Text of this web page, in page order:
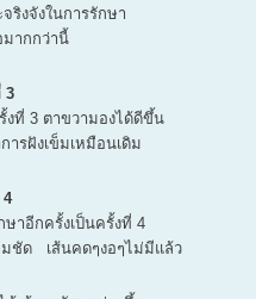
ริงจังในการรักษา
มากกว่านี้
3
ที่ 3 ตาขวามองได้ดีขึ้น
รฝังเข็มเหมือนเดิม
4
าอีกครั้งเป็นครั้งที่ 4
ชัด เส้นคดๆงอๆไม่มีแล้ว